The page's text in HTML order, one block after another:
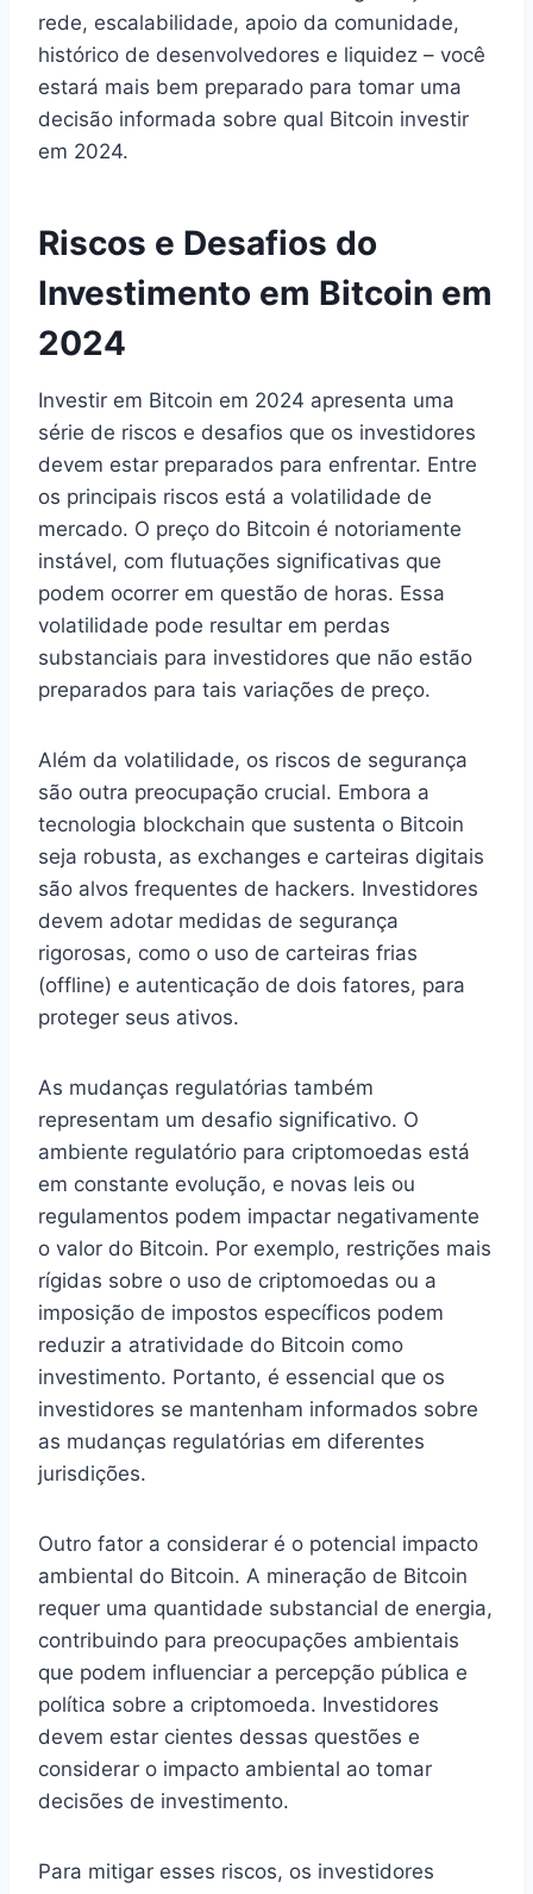
rede, escalabilidade, apoio da comunidade,
histórico de desenvolvedores e liquidez – você
estará mais bem preparado para tomar uma
decisão informada sobre qual Bitcoin investir
em 2024.
Riscos e Desafios do
Investimento em Bitcoin em
2024
Investir em Bitcoin em 2024 apresenta uma
série de riscos e desafios que os investidores
devem estar preparados para enfrentar. Entre
os principais riscos está a volatilidade de
mercado. O preço do Bitcoin é notoriamente
instável, com flutuações significativas que
podem ocorrer em questão de horas. Essa
volatilidade pode resultar em perdas
substanciais para investidores que não estão
preparados para tais variações de preço.
Além da volatilidade, os riscos de segurança
são outra preocupação crucial. Embora a
tecnologia blockchain que sustenta o Bitcoin
seja robusta, as exchanges e carteiras digitais
são alvos frequentes de hackers. Investidores
devem adotar medidas de segurança
rigorosas, como o uso de carteiras frias
(offline) e autenticação de dois fatores, para
proteger seus ativos.
As mudanças regulatórias também
representam um desafio significativo. O
ambiente regulatório para criptomoedas está
em constante evolução, e novas leis ou
regulamentos podem impactar negativamente
o valor do Bitcoin. Por exemplo, restrições mais
rígidas sobre o uso de criptomoedas ou a
imposição de impostos específicos podem
reduzir a atratividade do Bitcoin como
investimento. Portanto, é essencial que os
investidores se mantenham informados sobre
as mudanças regulatórias em diferentes
jurisdições.
Outro fator a considerar é o potencial impacto
ambiental do Bitcoin. A mineração de Bitcoin
requer uma quantidade substancial de energia,
contribuindo para preocupações ambientais
que podem influenciar a percepção pública e
política sobre a criptomoeda. Investidores
devem estar cientes dessas questões e
considerar o impacto ambiental ao tomar
decisões de investimento.
Para mitigar esses riscos, os investidores